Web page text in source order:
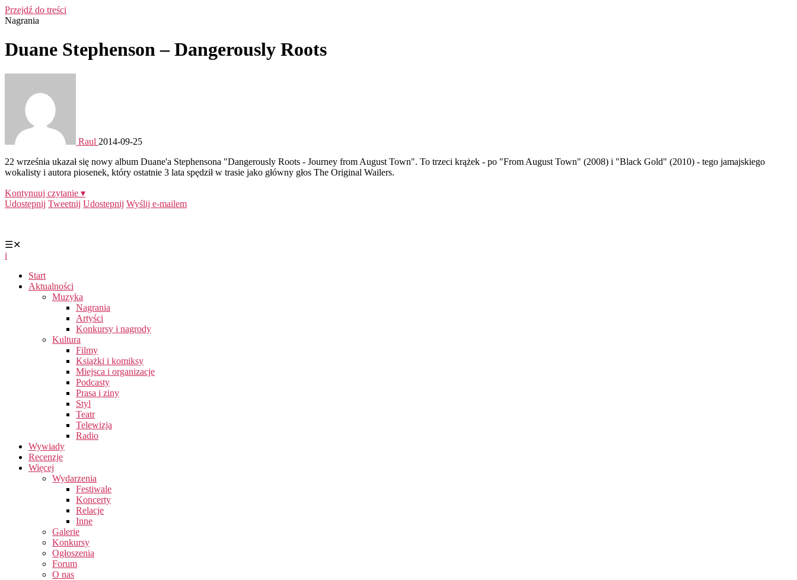
Przejdź do treści
Nagrania
Duane Stephenson – Dangerously Roots
Raul 2014-09-25
22 września ukazał się nowy album Duane'a Stephensona "Dangerously Roots - Journey from August Town". To trzeci krążek - po "From August Town" (2008) i "Black Gold" (2010) - tego jamajskiego
wokalisty i autora piosenek, który ostatnie 3 lata spędził w trasie jako główny głos The Original Wailers.
Kontynuuj czytanie ▾
Udostępnij Tweetnij Udostępnij Wyślij e-mailem
☰✕
i
Start
Aktualności
Muzyka
Nagrania
Artyści
Konkursy i nagrody
Kultura
Filmy
Książki i komiksy
Miejsca i organizacje
Podcasty
Prasa i ziny
Styl
Teatr
Telewizja
Radio
Wywiady
Recenzje
Więcej
Wydarzenia
Festiwale
Koncerty
Relacje
Inne
Galerie
Konkursy
Ogłoszenia
Forum
O nas